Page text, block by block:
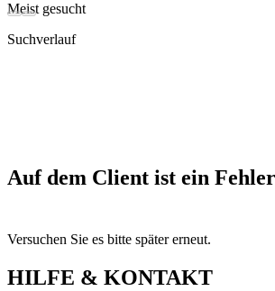
Meist gesucht
Suchverlauf
Auf dem Client ist ein
Versuchen Sie es bitte später erneut.
HILFE & KONTAKT